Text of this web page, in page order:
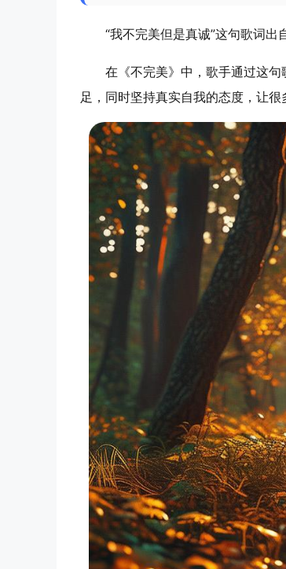
“我不完美但是真诚”这句歌词
在《不完美》中，歌手通过这
足，同时坚持真实自我的态度，让很